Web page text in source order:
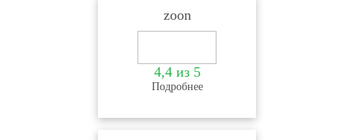
zoon
4,4 из 5
Подробнее